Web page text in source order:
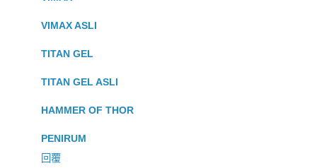
VIMAX ASLI
TITAN GEL
TITAN GEL ASLI
HAMMER OF THOR
PENIRUM
回覆